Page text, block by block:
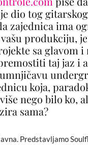
dio tog
zajednica ima
produkciju,
sa glavom i
taj jaz i
koja,
nego bilo ko,
sama?
Predstavljamo